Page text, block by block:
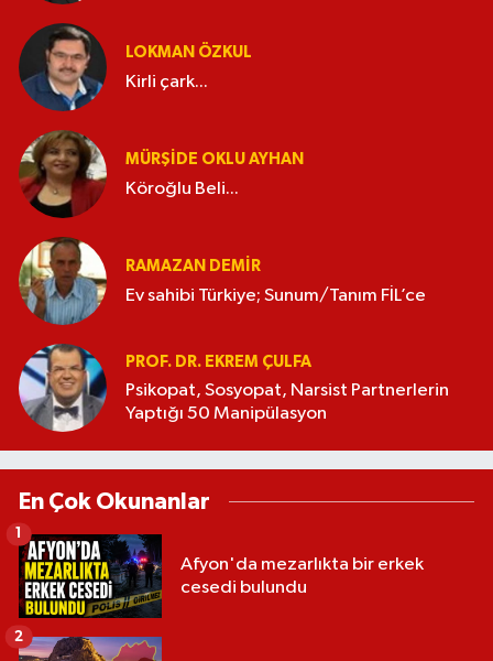
LOKMAN ÖZKUL
Kirli çark...
MÜRŞIDE OKLU AYHAN
Köroğlu Beli...
RAMAZAN DEMİR
Ev sahibi Türkiye; Sunum/Tanım FİL’ce
PROF. DR. EKREM ÇULFA
Psikopat, Sosyopat, Narsist Partnerlerin
Yaptığı 50 Manipülasyon
En Çok Okunanlar
Afyon'da mezarlıkta bir erkek
cesedi bulundu
1
2